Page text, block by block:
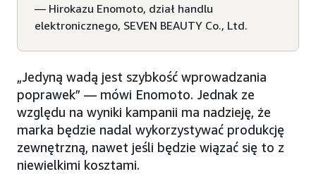
— Hirokazu Enomoto, dział handlu
elektronicznego, SEVEN BEAUTY Co., Ltd.
„Jedyną wadą jest szybkość wprowadzania
poprawek” — mówi Enomoto. Jednak ze
względu na wyniki kampanii ma nadzieję, że
marka będzie nadal wykorzystywać produkcję
zewnętrzną, nawet jeśli będzie wiązać się to z
niewielkimi kosztami.